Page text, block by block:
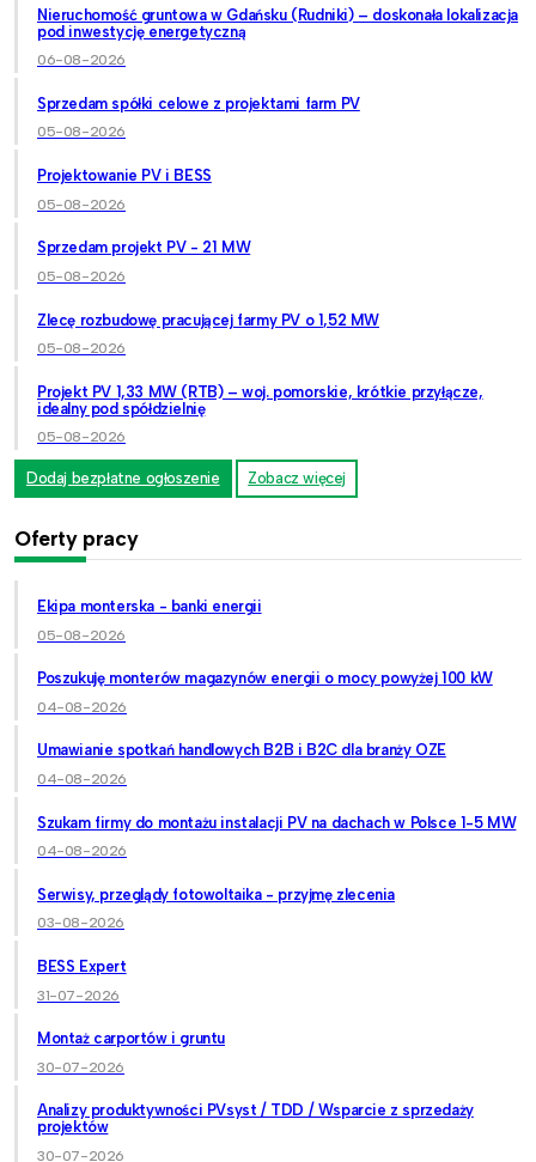
Nieruchomość gruntowa w Gdańsku (Rudniki) – doskonała lokalizacja
pod inwestycję energetyczną
06-08-2026
Sprzedam spółki celowe z projektami farm PV
05-08-2026
Projektowanie PV i BESS
05-08-2026
Sprzedam projekt PV - 21 MW
05-08-2026
Zlecę rozbudowę pracującej farmy PV o 1,52 MW
05-08-2026
Projekt PV 1,33 MW (RTB) – woj. pomorskie, krótkie przyłącze,
idealny pod spółdzielnię
05-08-2026
Dodaj bezpłatne ogłoszenie Zobacz więcej
Oferty pracy
Ekipa monterska - banki energii
05-08-2026
Poszukuję monterów magazynów energii o mocy powyżej 100 kW
04-08-2026
Umawianie spotkań handlowych B2B i B2C dla branży OZE
04-08-2026
Szukam firmy do montażu instalacji PV na dachach w Polsce 1-5 MW
04-08-2026
Serwisy, przeglądy fotowoltaika - przyjmę zlecenia
03-08-2026
BESS Expert
31-07-2026
Montaż carportów i gruntu
30-07-2026
Analizy produktywności PVsyst / TDD / Wsparcie z sprzedaży
projektów
30-07-2026